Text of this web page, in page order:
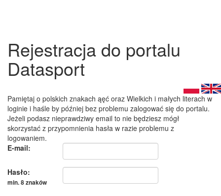
Rejestracja do portalu
Datasport
Pamiętaj o polskich znakach ąęć oraz Wielkich i małych literach w
loginie i haśle by później bez problemu zalogować się do portalu.
Jeżeli podasz nieprawdziwy email to nie będziesz mógł
skorzystać z przypomnienia hasła w razie problemu z
logowaniem.
E-mail:
Hasło:
min. 8 znaków